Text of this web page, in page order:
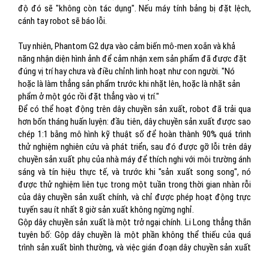
độ đó sẽ "không còn tác dụng". Nếu máy tính bảng bị đặt lệch,
cánh tay robot sẽ báo lỗi.
Tuy nhiên, Phantom G2 dựa vào cảm biến mô-men xoắn và khả
năng nhận diện hình ảnh để cảm nhận xem sản phẩm đã được đặt
đúng vị trí hay chưa và điều chỉnh linh hoạt như con người. "Nó
hoặc là làm thẳng sản phẩm trước khi nhặt lên, hoặc là nhặt sản
phẩm ở một góc rồi đặt thẳng vào vị trí."
Để có thể hoạt động trên dây chuyền sản xuất, robot đã trải qua
hơn bốn tháng huấn luyện: đầu tiên, dây chuyền sản xuất được sao
chép 1:1 bằng mô hình kỹ thuật số để hoàn thành 90% quá trình
thử nghiệm nghiên cứu và phát triển, sau đó được gỡ lỗi trên dây
chuyền sản xuất phụ của nhà máy để thích nghi với môi trường ánh
sáng và tín hiệu thực tế, và trước khi "sản xuất song song", nó
được thử nghiệm liên tục trong một tuần trong thời gian nhàn rỗi
của dây chuyền sản xuất chính, và chỉ được phép hoạt động trực
tuyến sau ít nhất 8 giờ sản xuất không ngừng nghỉ.
Gộp dây chuyền sản xuất là một trở ngại chính. Li Long thẳng thắn
tuyên bố: Gộp dây chuyền là một phần không thể thiếu của quá
trình sản xuất bình thường, và việc gián đoạn dây chuyền sản xuất